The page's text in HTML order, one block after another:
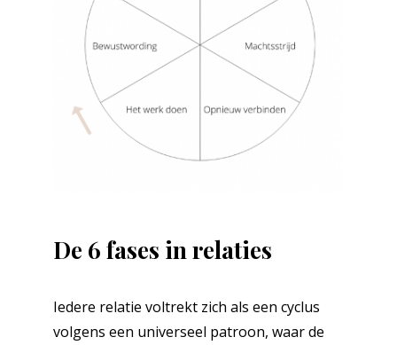
De 6 fases in relaties
Iedere relatie voltrekt zich als een cyclus
volgens een universeel patroon, waar de